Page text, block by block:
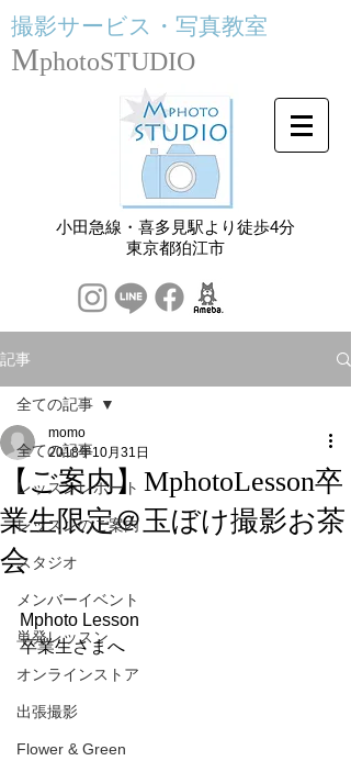
撮影サービス・ 写真教室
MphotoSTUDIO
小田急線・喜多見駅より徒歩4分
​東京都狛江市
記事
全ての記事
レッスンレポート
レッスンのご案内
スタジオ
メンバーイベント
単発レッスン
オンラインストア
出張撮影
Flower & Green
全ての記事
【ご案内】MphotoLesson卒
業生限定＠玉ぼけ撮影お茶
会
momo
2018年10月31日
Mphoto Lesson
卒業生さまへ